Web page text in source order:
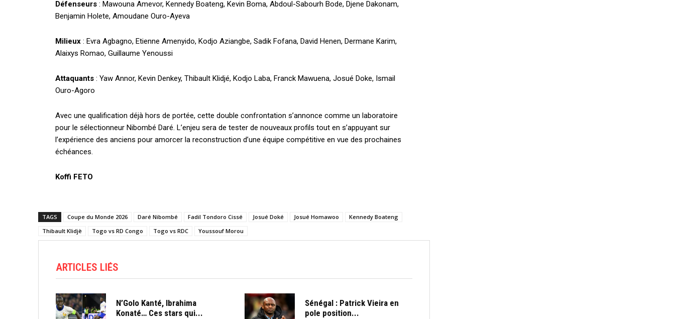
Défenseurs : Mawouna Amevor, Kennedy Boateng, Kevin Boma, Abdoul-Sabourh Bode, Djene Dakonam,
Benjamin Holete, Amoudane Ouro-Ayeva
Milieux : Evra Agbagno, Etienne Amenyido, Kodjo Aziangbe, Sadik Fofana, David Henen, Dermane Karim,
Alaixys Romao, Guillaume Yenoussi
Attaquants : Yaw Annor, Kevin Denkey, Thibault Klidjé, Kodjo Laba, Franck Mawuena, Josué Doke, Ismail
Ouro-Agoro
Avec une qualification déjà hors de portée, cette double confrontation s’annonce comme un laboratoire
pour le sélectionneur Nibombé Daré. L’enjeu sera de tester de nouveaux profils tout en s’appuyant sur
l’expérience des anciens pour amorcer la reconstruction d’une équipe compétitive en vue des prochaines
échéances.
Koffi FETO
TAGS Coupe du Monde 2026 Daré Nibombé Fadil Tondoro Cissé Josué Doké Josué Homawoo
Kennedy Boateng
Thibault Klidjè
Togo vs RD Congo Togo vs RDC Youssouf Morou
ARTICLES LIÉS
N’Golo Kanté, Ibrahima
Konaté… Ces stars qui...
Sénégal : Patrick Vieira en
pole position...